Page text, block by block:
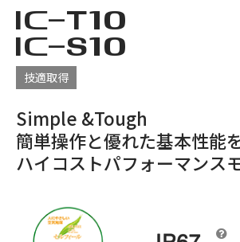
IC-T10
IC-S10
技適取得
Simple &Tough
簡単操作と優れた基本性能
ハイコストパフォーマンス